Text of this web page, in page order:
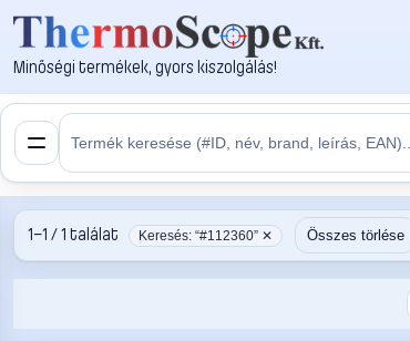
Minőségi termékek, gyors kiszolgálás!
1–1 / 1 találat Keresés: “#112360” ✕ Összes törlése